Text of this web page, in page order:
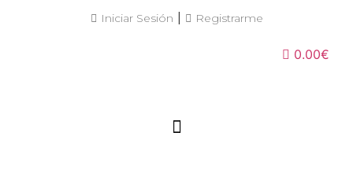
Iniciar Sesión Registrarme
0.00€